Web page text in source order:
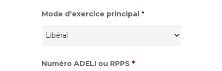
Mode d'exercice principal *
Numéro ADELI ou RPPS *